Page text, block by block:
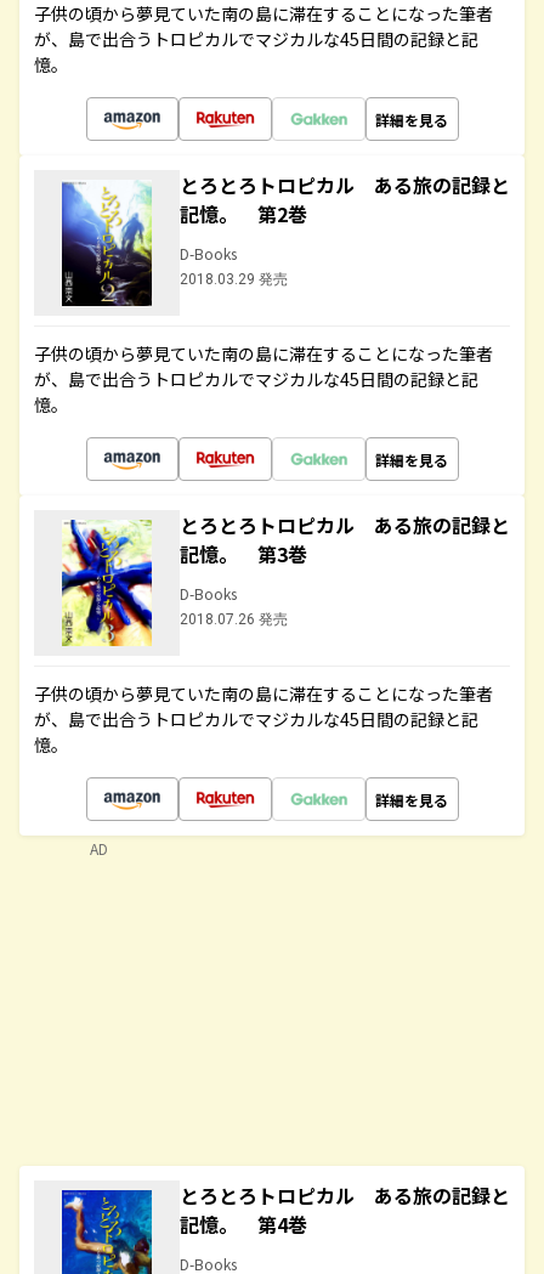
子供の頃から夢見ていた南の島に滞在することになった筆者
が、島で出合うトロピカルでマジカルな45日間の記録と記
憶。
詳細を見る
とろとろトロピカル ある旅の記録と
記憶。 第2巻
D-Books
2018.03.29 発売
子供の頃から夢見ていた南の島に滞在することになった筆者
が、島で出合うトロピカルでマジカルな45日間の記録と記
憶。
詳細を見る
とろとろトロピカル ある旅の記録と
記憶。 第3巻
D-Books
2018.07.26 発売
子供の頃から夢見ていた南の島に滞在することになった筆者
が、島で出合うトロピカルでマジカルな45日間の記録と記
憶。
詳細を見る
とろとろトロピカル ある旅の記録と
記憶。 第4巻
D-Books
AD